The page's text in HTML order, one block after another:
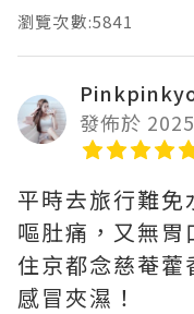
瀏覽次數:5841
發佈於
平時去旅行難免
嘔肚痛，又無
住京都念慈菴
感冒夾濕！